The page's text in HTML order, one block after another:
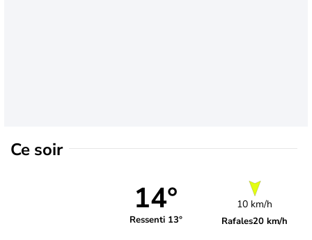
Ce soir
14°
Ressenti 13°
10 km/h
Rafales20 km/h